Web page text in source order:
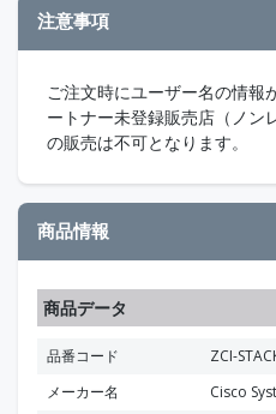
注意事項
ご注文時にユーザー名の情報
ートナー未登録販売店（ノン
の販売は不可となります。
商品情報
商品データ
品番コード
ZCI-
メーカー名
Cisco